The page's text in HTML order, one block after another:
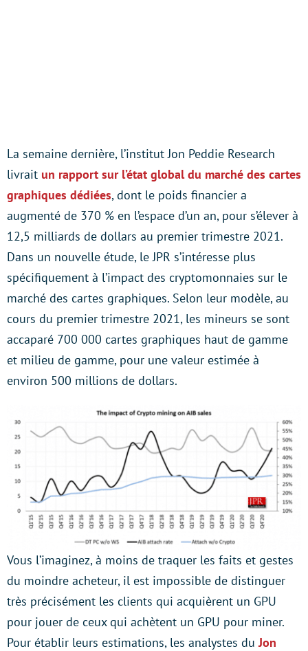
La semaine dernière, l’institut Jon Peddie Research
livrait un rapport sur l’état global du marché des cartes
graphiques dédiées, dont le poids financier a
augmenté de 370 % en l’espace d’un an, pour s’élever à
12,5 milliards de dollars au premier trimestre 2021.
Dans un nouvelle étude, le JPR s’intéresse plus
spécifiquement à l’impact des cryptomonnaies sur le
marché des cartes graphiques. Selon leur modèle, au
cours du premier trimestre 2021, les mineurs se sont
accaparé 700 000 cartes graphiques haut de gamme
et milieu de gamme, pour une valeur estimée à
environ 500 millions de dollars.
Vous l’imaginez, à moins de traquer les faits et gestes
du moindre acheteur, il est impossible de distinguer
très précisément les clients qui acquièrent un GPU
pour jouer de ceux qui achètent un GPU pour miner.
Pour établir leurs estimations, les analystes duJon